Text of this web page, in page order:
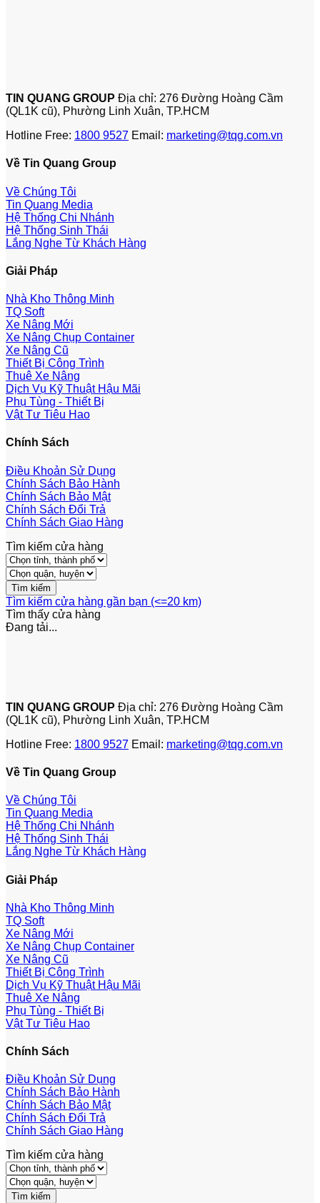
TIN QUANG GROUP Địa chỉ: 276 Đường Hoàng Cầm
(QL1K cũ), Phường Linh Xuân, TP.HCM
Hotline Free: 1800 9527 Email: marketing@tqg.com.vn
Về Tin Quang Group
Về Chúng Tôi
Tin Quang Media
Hệ Thống Chi Nhánh
Hệ Thống Sinh Thái
Lắng Nghe Từ Khách Hàng
Giải Pháp
Nhà Kho Thông Minh
TQ Soft
Xe Nâng Mới
Xe Nâng Chụp Container
Xe Nâng Cũ
Thiết Bị Công Trình
Thuê Xe Nâng
Dịch Vụ Kỹ Thuật Hậu Mãi
Phụ Tùng - Thiết Bị
Vật Tư Tiêu Hao
Chính Sách
Điều Khoản Sử Dụng
Chính Sách Bảo Hành
Chính Sách Bảo Mật
Chính Sách Đổi Trả
Chính Sách Giao Hàng
Tìm kiếm cửa hàng
Tìm kiếm cửa hàng gần bạn (<=20 km)
Tìm thấy cửa hàng
Đang tải...
TIN QUANG GROUP Địa chỉ: 276 Đường Hoàng Cầm
(QL1K cũ), Phường Linh Xuân, TP.HCM
Hotline Free: 1800 9527 Email: marketing@tqg.com.vn
Về Tin Quang Group
Về Chúng Tôi
Tin Quang Media
Hệ Thống Chi Nhánh
Hệ Thống Sinh Thái
Lắng Nghe Từ Khách Hàng
Giải Pháp
Nhà Kho Thông Minh
TQ Soft
Xe Nâng Mới
Xe Nâng Chụp Container
Xe Nâng Cũ
Thiết Bị Công Trình
Dịch Vụ Kỹ Thuật Hậu Mãi
Thuê Xe Nâng
Phụ Tùng - Thiết Bị
Vật Tư Tiêu Hao
Chính Sách
Điều Khoản Sử Dụng
Chính Sách Bảo Hành
Chính Sách Bảo Mật
Chính Sách Đổi Trả
Chính Sách Giao Hàng
Tìm kiếm cửa hàng